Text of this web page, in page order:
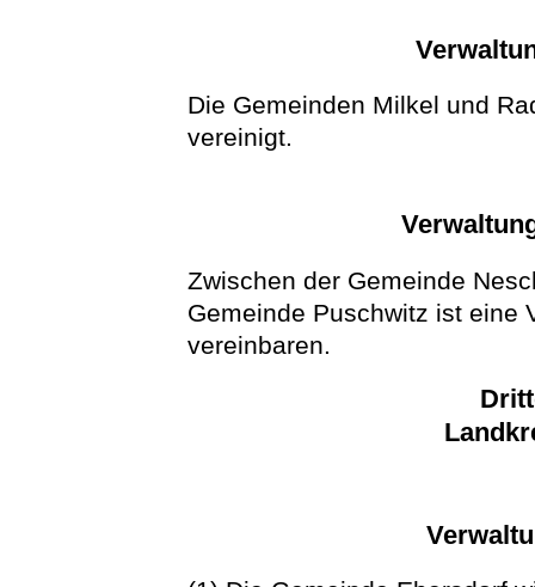
Die Gemeinden Milkel und
vereinigt.
Zwischen der Gemeinde
Gemeinde Puschwitz ist eine
vereinbaren.